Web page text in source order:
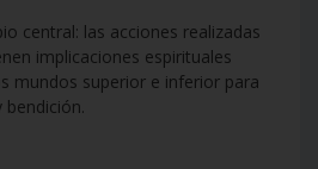
central: las acciones realizadas
implicaciones espirituales
mundos superior e inferior para